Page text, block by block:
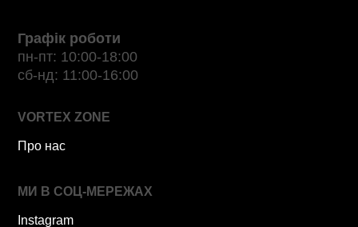
Графік роботи
пн-пт: 10:00-18:00
сб-нд: 11:00-16:00
VORTEX ZONE
Про нас
МИ В СОЦ-МЕРЕЖАХ
Instagram